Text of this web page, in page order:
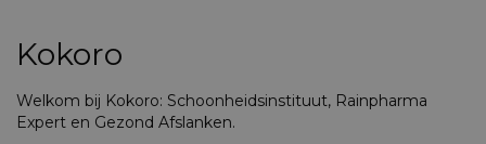
Kokoro
Welkom bij Kokoro: Schoonheidsinstituut, Rainpharma
Expert en Gezond Afslanken.